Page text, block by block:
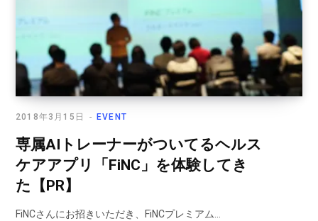
EVENT
2018年3月15日
専属AIトレーナーがついてるヘルス
ケアアプリ「FiNC」を体験してき
た【PR】
FiNCさんにお招きいただき、FiNCプレミアム…